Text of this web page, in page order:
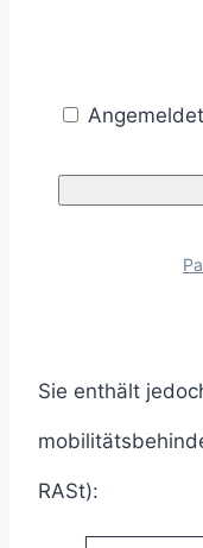
vorbeilaufen
Die RASt
Sie enthält
RASt):